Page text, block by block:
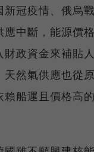
冠疫情、俄烏
中斷，能源價
財政資金來補貼
然氣供應也從
賴船運且價格高